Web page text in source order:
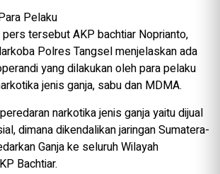
Pelaku
tersebut AKP bachtiar Noprianto,
Polres Tangsel menjelaskan ada
yang dilakukan oleh para pelaku
jenis ganja, sabu dan MDMA.
narkotika jenis ganja yaitu dijual
dimana dikendalikan jaringan Sumatera-
Ganja ke seluruh Wilayah
Bachtiar.